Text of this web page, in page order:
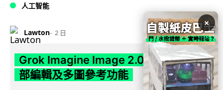
人工智能
Lawton 2 日
Grok Imagine Image 2.0 推出 主打局
部編輯及多圖參考功能
×